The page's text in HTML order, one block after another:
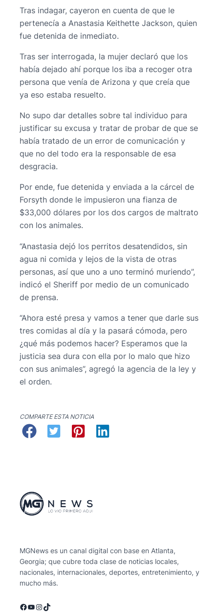
Tras indagar, cayeron en cuenta de que le
pertenecía a Anastasia Keithette Jackson, quien
fue detenida de inmediato.
Tras ser interrogada, la mujer declaró que los
había dejado ahí porque los iba a recoger otra
persona que venía de Arizona y que creía que
ya eso estaba resuelto.
No supo dar detalles sobre tal individuo para
justificar su excusa y tratar de probar de que se
había tratado de un error de comunicación y
que no del todo era la responsable de esa
desgracia.
Por ende, fue detenida y enviada a la cárcel de
Forsyth donde le impusieron una fianza de
$33,000 dólares por los dos cargos de maltrato
con los animales.
“Anastasia dejó los perritos desatendidos, sin
agua ni comida y lejos de la vista de otras
personas, así que uno a uno terminó muriendo”,
indicó el Sheriff por medio de un comunicado
de prensa.
“Ahora esté presa y vamos a tener que darle sus
tres comidas al día y la pasará cómoda, pero
¿qué más podemos hacer? Esperamos que la
justicia sea dura con ella por lo malo que hizo
con sus animales”, agregó la agencia de la ley y
el orden.
COMPARTE ESTA NOTICIA
MGNews es un canal digital con base en Atlanta,
Georgia; que cubre toda clase de noticias locales,
nacionales, internacionales, deportes, entretenimiento, y
mucho más.
Facebook
YouTube
Instagram
TikTok